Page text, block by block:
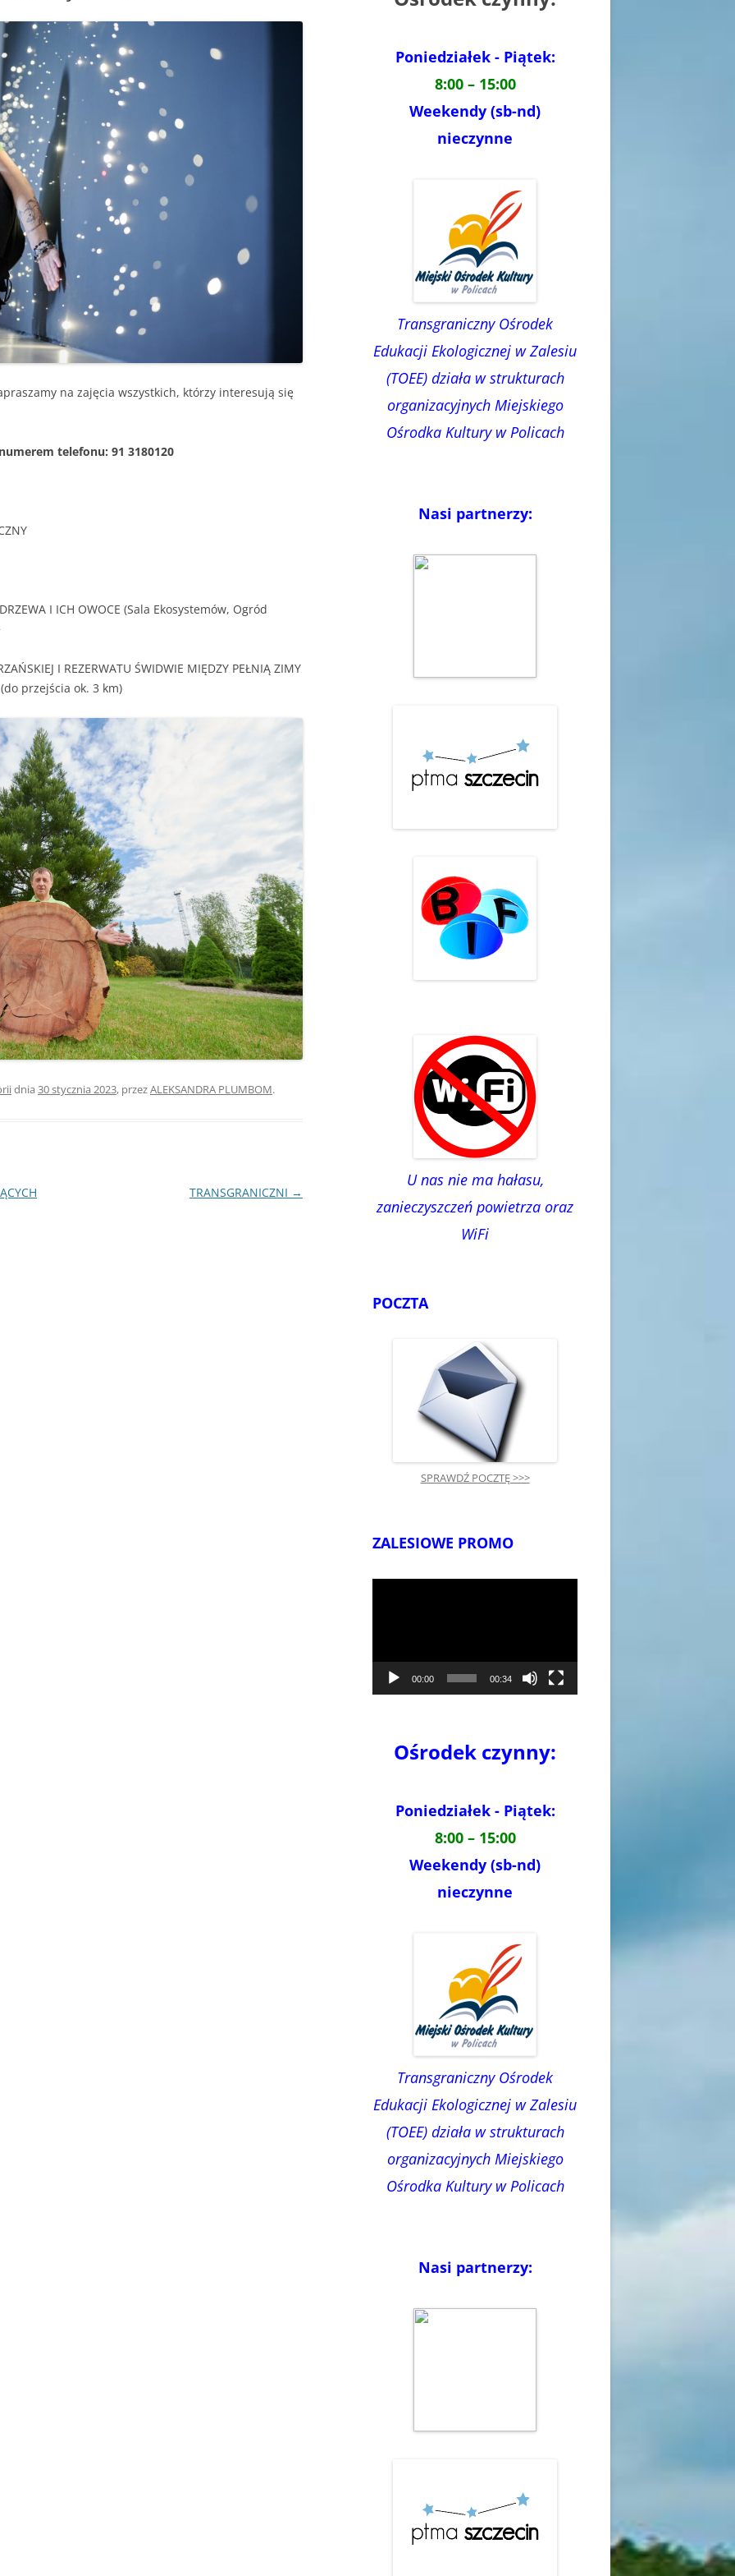
OGRÓD DYDAKTYCZNY
ZAJĘCIA TERENOWE
na zajęcia wszystkich, którzy interesują się
telefonu: 91 3180120
I ICH OWOCE (Sala Ekosystemów, Ogród
I REZERWATU ŚWIDWIE MIĘDZY PEŁNIĄ ZIMY
przejścia ok. 3 km)
dnia 30 stycznia 2023, przezALEKSANDRA PLUMBOM.
TRANSGRANICZNI →
Poniedziałek - Piątek:
8:00 – 15:00
Weekendy (sb-nd)
nieczynne
Transgraniczny Ośrodek
Edukacji Ekologicznej w Zalesiu
(TOEE) działa w strukturach
organizacyjnych Miejskiego
Ośrodka Kultury w Policach
Nasi partnerzy:
U nas nie ma hałasu,
zanieczyszczeń powietrza oraz
WiFi
POCZTA
SPRAWDŹ POCZTĘ >>>
ZALESIOWE PROMO
Odtwarzacz
00:00 00:34
Ośrodek czynny:
Poniedziałek - Piątek:
8:00 – 15:00
Weekendy (sb-nd)
nieczynne
Transgraniczny Ośrodek
Edukacji Ekologicznej w Zalesiu
(TOEE) działa w strukturach
organizacyjnych Miejskiego
Ośrodka Kultury w Policach
Nasi partnerzy: